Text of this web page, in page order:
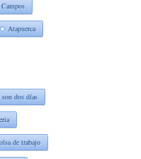
Atapuerca
dos días
de trabajo